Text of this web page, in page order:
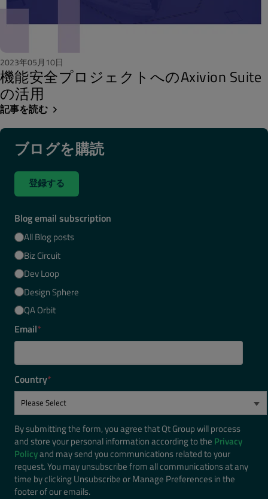
2023年05月10日
機能安全プロジェクトへのAxivion Suite
の活用
記事を読む
ブログを購読
登録する
Blog email subscription
All Blog posts
Biz Circuit
Dev Loop
Design Sphere
QA Orbit
Email*
Country*
By submitting the form, you agree that Qt Group will process
and store your personal information according to the Privacy
Policyand may send you communications related to your
request. You may unsubscribe from all communications at any
time by clicking Unsubscribe or Manage Preferences in the
footer of our emails.